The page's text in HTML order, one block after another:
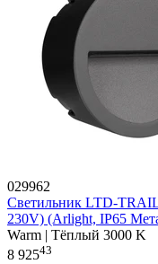
029962
Светильник LTD-
230V) (Arlight, IP65
Warm | Тёплый 3000 K
8 92543